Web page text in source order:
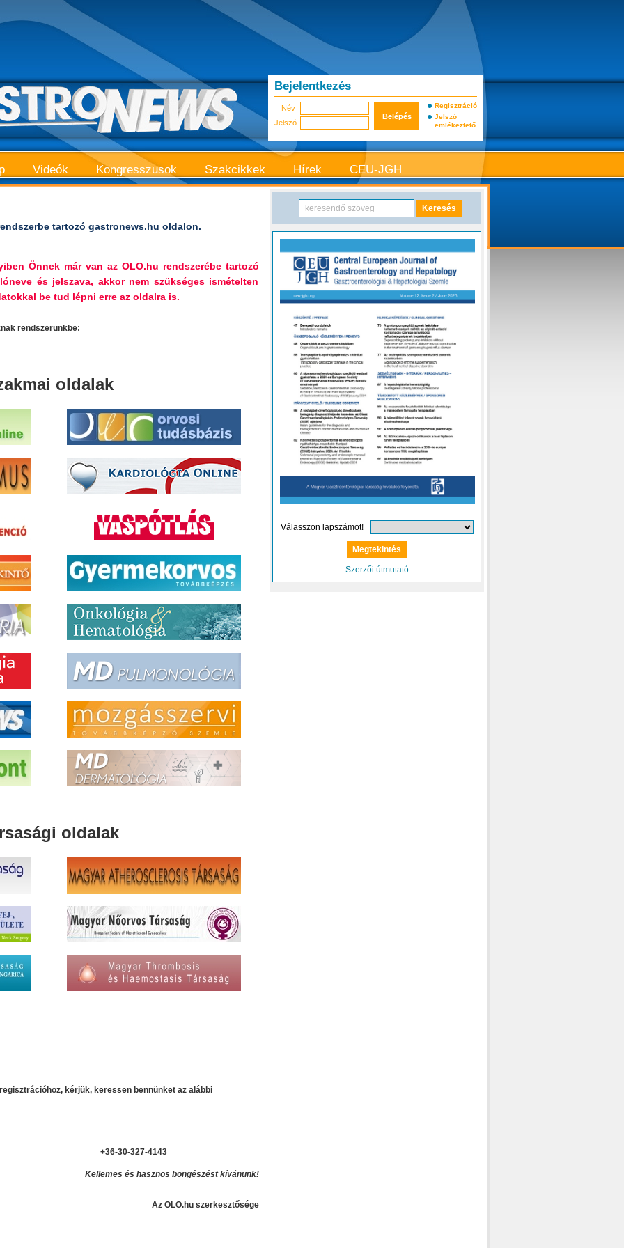
Bejelentkezés
Regisztráció
Jelszó
emlékeztető
Név
Jelszó
Videók Kongresszusok Szakcikkek Hírek CEU-JGH
tartozó gastronews.hu oldalon.
Önnek már van az OLO.hu rendszerébe tartozó
és jelszava, akkor nem szükséges ismételten
be tud lépni erre az oldalra is.
rendszerünkbe:
oldalak
oldalak
kérjük, keressen bennünket az alábbi
+36-30-327-4143
Kellemes és hasznos böngészést kívánunk!
Az OLO.hu szerkesztősége
Válasszon lapszámot!
Szerzői útmutató